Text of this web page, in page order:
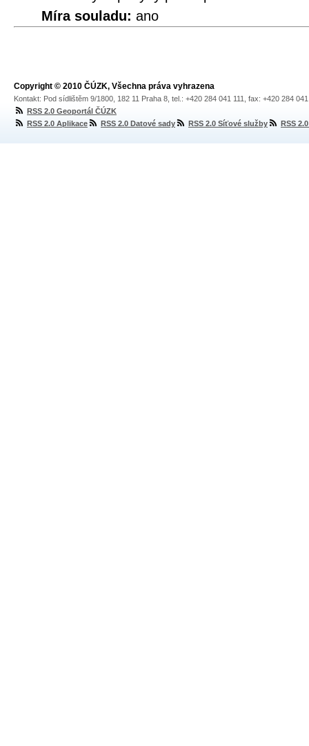
Míra souladu: ano
Copyright © 2010 ČÚZK, Všechna práva vyhrazena
Kontakt: Pod sídlištěm 9/1800, 182 11 Praha 8, tel.: +420 284 041 111, fax: +420 284
RSS 2.0 Geoportál ČÚZK
RSS 2.0 Aplikace
RSS 2.0 Datové sady RSS 2.0 Síťové služby RSS